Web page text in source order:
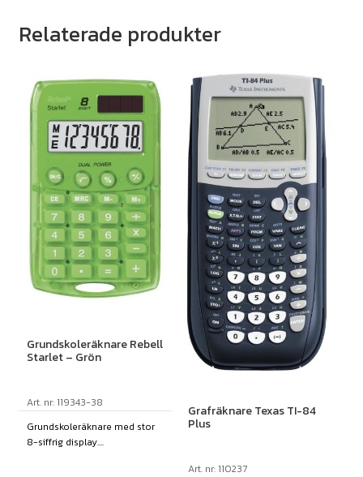
Relaterade produkter
Grundskoleräknare Rebell
Starlet – Grön
Art. nr: 119343-38
Grundskoleräknare med stor
8-siffrig display....
Grafräknare Texas TI-84
Plus
Art. nr: 110237